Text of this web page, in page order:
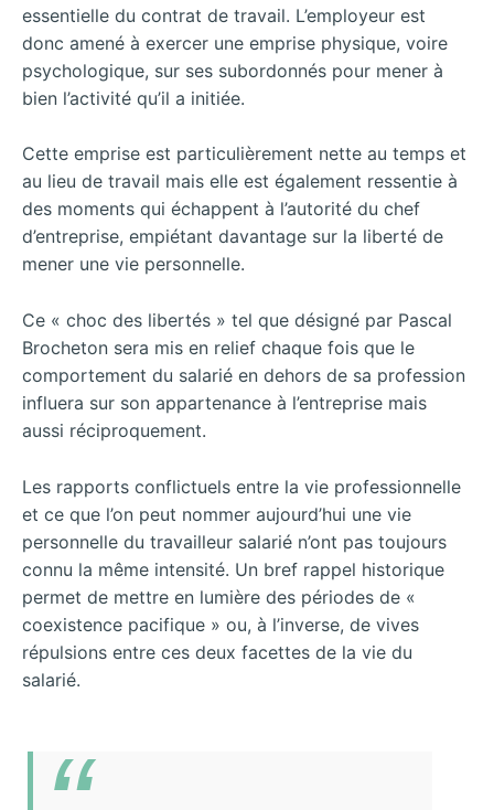
essentielle du contrat de travail. L’employeur est
donc amené à exercer une emprise physique, voire
psychologique, sur ses subordonnés pour mener à
bien l’activité qu’il a initiée.
Cette emprise est particulièrement nette au temps et
au lieu de travail mais elle est également ressentie à
des moments qui échappent à l’autorité du chef
d’entreprise, empiétant davantage sur la liberté de
mener une vie personnelle.
Ce « choc des libertés » tel que désigné par Pascal
Brocheton sera mis en relief chaque fois que le
comportement du salarié en dehors de sa profession
influera sur son appartenance à l’entreprise mais
aussi réciproquement.
Les rapports conflictuels entre la vie professionnelle
et ce que l’on peut nommer aujourd’hui une vie
personnelle du travailleur salarié n’ont pas toujours
connu la même intensité. Un bref rappel historique
permet de mettre en lumière des périodes de «
coexistence pacifique » ou, à l’inverse, de vives
répulsions entre ces deux facettes de la vie du
salarié.